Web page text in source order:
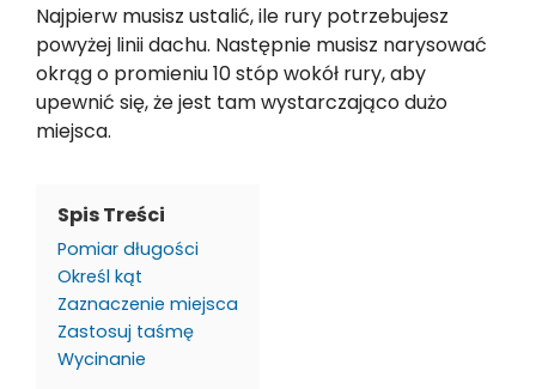
Najpierw musisz ustalić, ile rury potrzebujesz
powyżej linii dachu. Następnie musisz narysować
okrąg o promieniu 10 stóp wokół rury, aby
upewnić się, że jest tam wystarczająco dużo
miejsca.
Spis Treści
Pomiar długości
Określ kąt
Zaznaczenie miejsca
Zastosuj taśmę
Wycinanie